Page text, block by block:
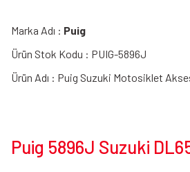
Marka Adı : Puig
Ürün Stok Kodu : PUIG-5896J
Ürün Adı : Puig Suzuki Motosiklet
Puig 5896J Suzuki